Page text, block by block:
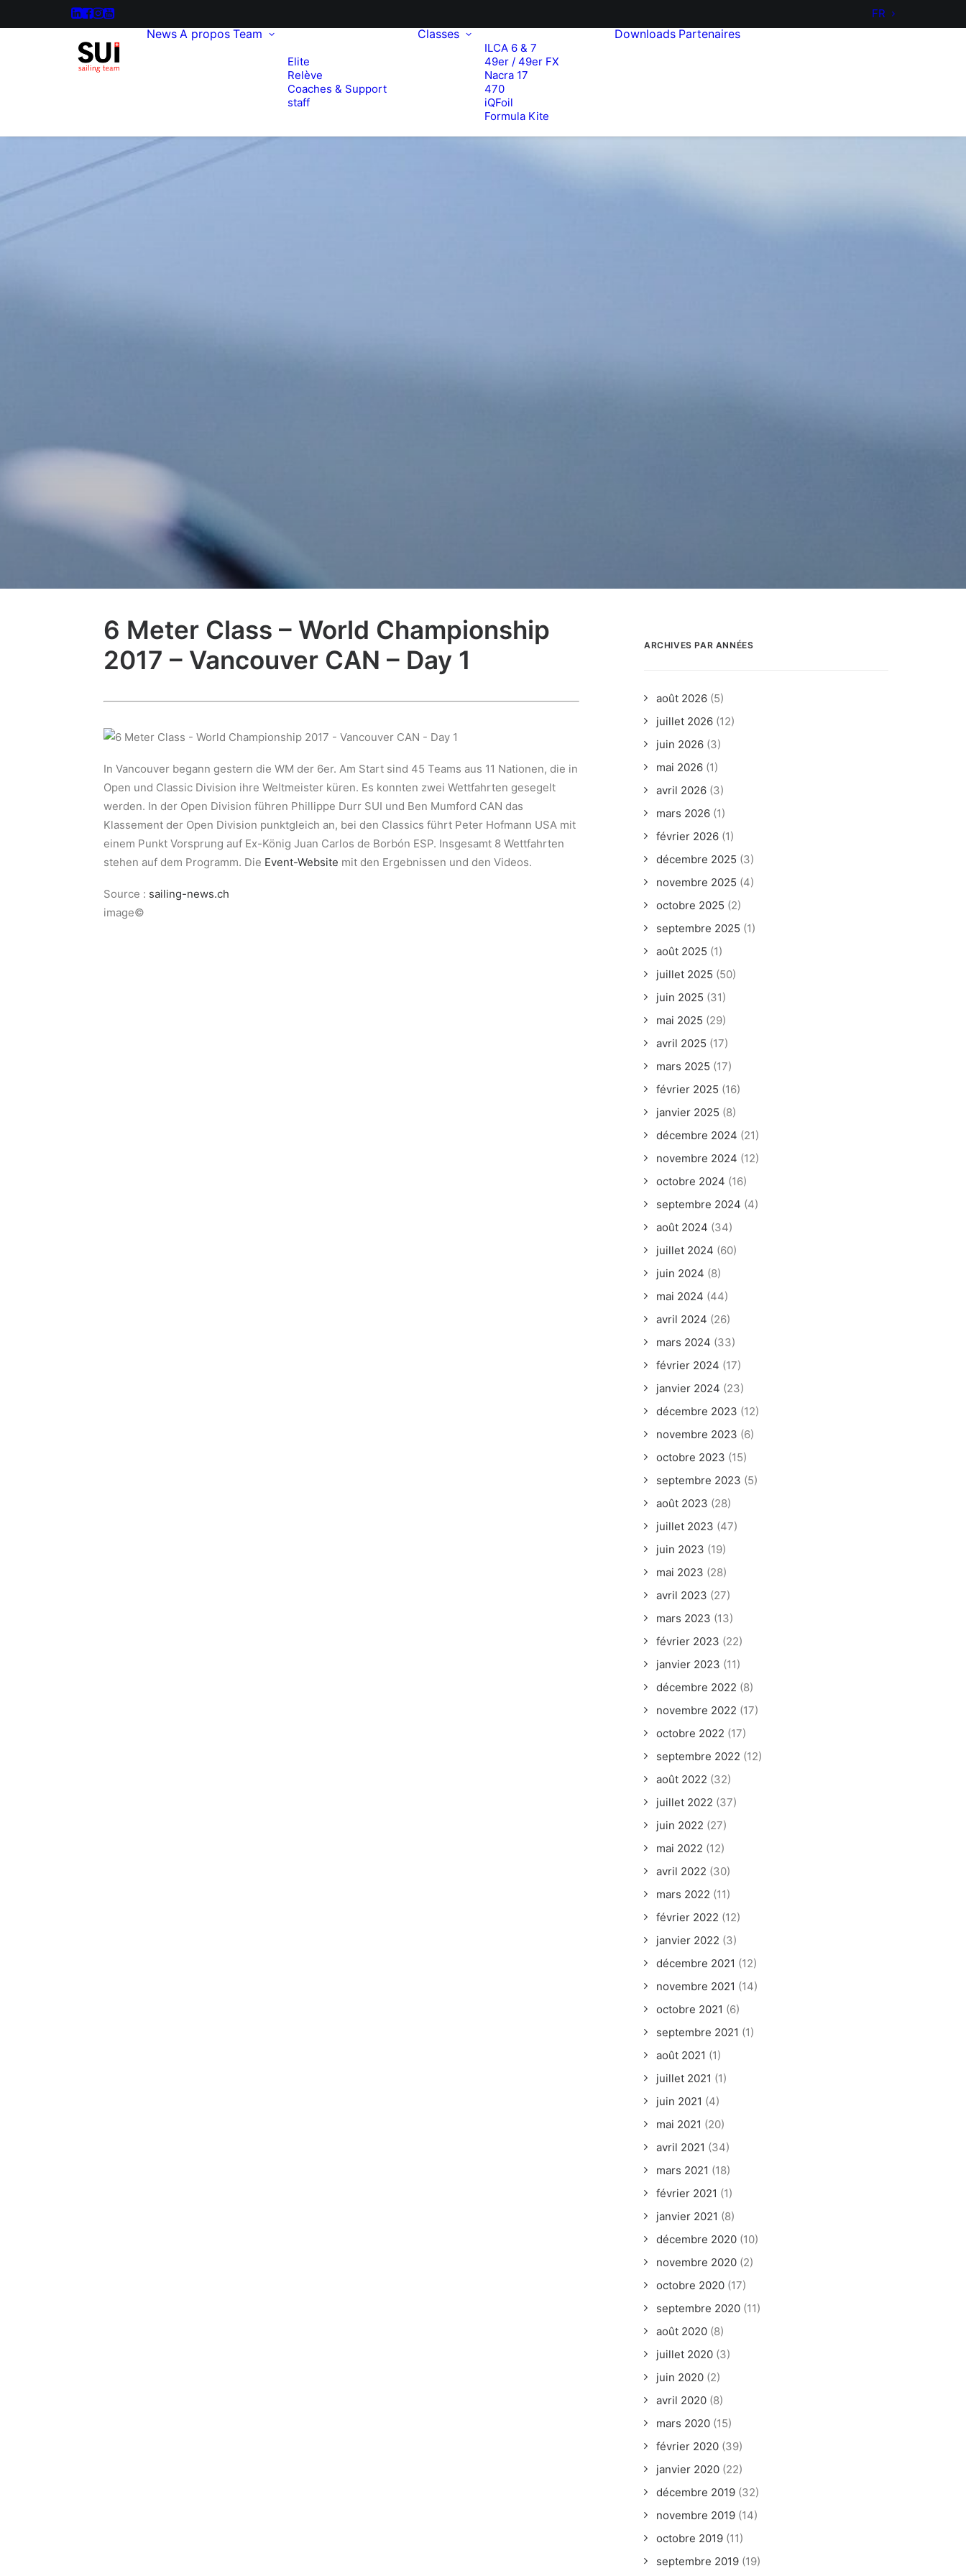
FR
News A propos Team
Elite
Relève
Coaches & Support
staff
Classes
ILCA 6 & 7
49er / 49er FX
Nacra 17
470
iQFoil
Formula Kite
Downloads Partenaires
6 Meter Class – World Championship
2017 – Vancouver CAN – Day 1
In Vancouver begann gestern die WM der 6er. Am Start sind 45 Teams aus 11 Nationen, die in
Open und Classic Division ihre Weltmeister küren. Es konnten zwei Wettfahrten gesegelt
werden. In der Open Division führen Phillippe Durr SUI und Ben Mumford CAN das
Klassement der Open Division punktgleich an, bei den Classics führt Peter Hofmann USA mit
einem Punkt Vorsprung auf Ex-König Juan Carlos de Borbón ESP. Insgesamt 8 Wettfahrten
stehen auf dem Programm. Die Event-Website mit den Ergebnissen und den Videos.
Source : sailing-news.ch
image©
ARCHIVES PAR ANNÉES
août 2026 (5)
juillet 2026 (12)
juin 2026 (3)
mai 2026 (1)
avril 2026 (3)
mars 2026 (1)
février 2026 (1)
décembre 2025 (3)
novembre 2025 (4)
octobre 2025 (2)
septembre 2025 (1)
août 2025 (1)
juillet 2025 (50)
juin 2025 (31)
mai 2025 (29)
avril 2025 (17)
mars 2025 (17)
février 2025 (16)
janvier 2025 (8)
décembre 2024 (21)
novembre 2024 (12)
octobre 2024 (16)
septembre 2024 (4)
août 2024 (34)
juillet 2024 (60)
juin 2024 (8)
mai 2024 (44)
avril 2024 (26)
mars 2024 (33)
février 2024 (17)
janvier 2024 (23)
décembre 2023 (12)
novembre 2023 (6)
octobre 2023 (15)
septembre 2023 (5)
août 2023 (28)
juillet 2023 (47)
juin 2023 (19)
mai 2023 (28)
avril 2023 (27)
mars 2023 (13)
février 2023 (22)
janvier 2023 (11)
décembre 2022 (8)
novembre 2022 (17)
octobre 2022 (17)
septembre 2022 (12)
août 2022 (32)
juillet 2022 (37)
juin 2022 (27)
mai 2022 (12)
avril 2022 (30)
mars 2022 (11)
février 2022 (12)
janvier 2022 (3)
décembre 2021 (12)
novembre 2021 (14)
octobre 2021 (6)
septembre 2021 (1)
août 2021 (1)
juillet 2021 (1)
juin 2021 (4)
mai 2021 (20)
avril 2021 (34)
mars 2021 (18)
février 2021 (1)
janvier 2021 (8)
décembre 2020 (10)
novembre 2020 (2)
octobre 2020 (17)
septembre 2020 (11)
août 2020 (8)
juillet 2020 (3)
juin 2020 (2)
avril 2020 (8)
mars 2020 (15)
février 2020 (39)
janvier 2020 (22)
décembre 2019 (32)
novembre 2019 (14)
octobre 2019 (11)
septembre 2019 (19)